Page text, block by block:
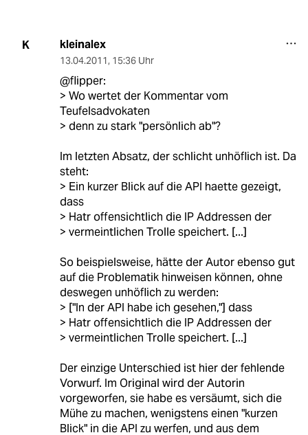
K kleinalex
13.04.2011, 15:36 Uhr
@flipper:
> Wo wertet der Kommentar vom
Teufelsadvokaten
> denn zu stark "persönlich ab"?
Im letzten Absatz, der schlicht unhöflich ist. Da
steht:
> Ein kurzer Blick auf die API haette gezeigt,
dass
> Hatr offensichtlich die IP Addressen der
> vermeintlichen Trolle speichert. [...]
So beispielsweise, hätte der Autor ebenso gut
auf die Problematik hinweisen können, ohne
deswegen unhöflich zu werden:
> ["In der API habe ich gesehen,"] dass
> Hatr offensichtlich die IP Addressen der
> vermeintlichen Trolle speichert. [...]
Der einzige Unterschied ist hier der fehlende
Vorwurf. Im Original wird der Autorin
vorgeworfen, sie habe es versäumt, sich die
Mühe zu machen, wenigstens einen "kurzen
Blick" in die API zu werfen, und aus dem